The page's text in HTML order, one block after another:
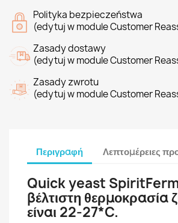
Polityka bezpieczeństwa
(edytuj w module Customer
Zasady dostawy
(edytuj w module Customer
Zasady zwrotu
(edytuj w module Customer
Περιγραφή Λεπτομέρειες
Quick yeast
βέλτιστη θερμοκρασία
είναι 22-27*C.